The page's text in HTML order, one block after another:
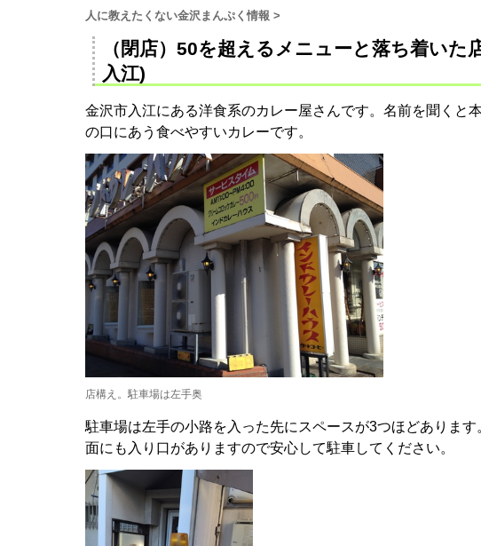
人に教えたくない金沢まんぷく情報 >
（閉店）50を超えるメニューと落ち着い
入江)
金沢市入江にある洋食系のカレー屋さんです。名前を聞くと
の口にあう食べやすいカレーです。
店構え。駐車場は左手奥
駐車場は左手の小路を入った先にスペースが3つほどありま
面にも入り口がありますので安心して駐車してください。